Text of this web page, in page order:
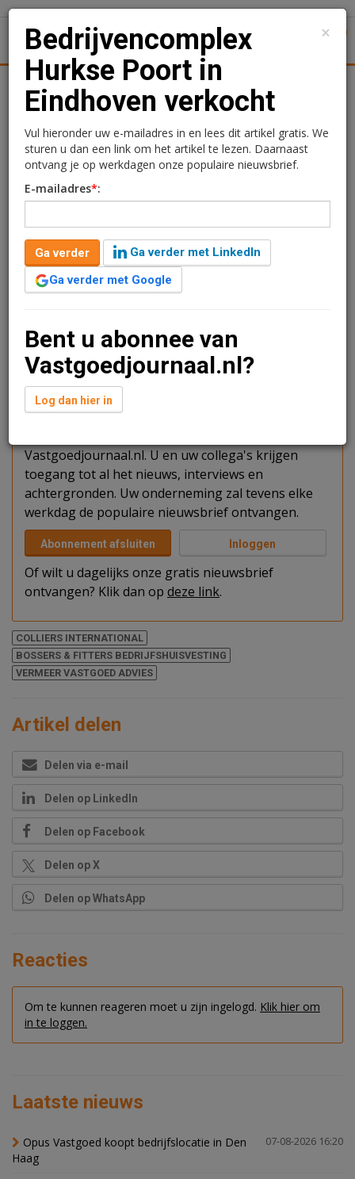
Juridisch | Fiscaal Transacties Werk
Bedrijvencomplex Hurkse
Poort in Eindhoven
verkocht
Redactie
10 februari 2020 om 11:48
6 jaar geleden aangepast
1 minuut leestijd
Het bedrijvencomplex Hurkse Poort, bestaande uit
verkocht aan een particuliere belegger.
Verder lezen?
U kunt het artikel niet volledig lezen omdat u nog
Vastgoedjournaal.nl. U en uw collega's krijgen
toegang tot al het nieuws, interviews en
achtergronden. Uw onderneming zal tevens elke
werkdag de populaire nieuwsbrief ontvangen.
Abonnement afsluiten Inloggen
Of wilt u dagelijks onze gratis nieuwsbrief
ontvangen? Klik dan op deze link.
COLLIERS INTERNATIONAL
BOSSERS & FITTERS BEDRIJFSHUISVESTING
VERMEER VASTGOED ADVIES
Artikel delen
Delen via e-mail
Delen op LinkedIn
Delen op Facebook
Delen op X
Delen op WhatsApp
Reacties
Om te kunnen reageren moet u zijn ingelogd. Klik hier om
in te loggen.
Laatste nieuws
07-08-2026 16:20
Opus Vastgoed koopt bedrijfslocatie in Den
Haag
×
Bedrijvencomplex
Hurkse Poort in
Eindhoven verkocht
Vul hieronder uw e-mailadres in en lees dit artikel gratis. We
sturen u dan een link om het artikel te lezen. Daarnaast
ontvang je op werkdagen onze populaire nieuwsbrief.
E-mailadres*:
Ga verder
Ga verder met LinkedIn
Ga verder met Google
Bent u abonnee van
Vastgoedjournaal.nl?
Log dan hier in